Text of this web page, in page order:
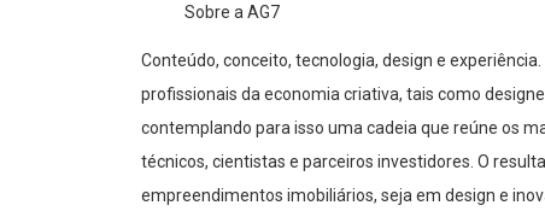
Sobre a AG7
Conteúdo, conceito, tecnologia, design e
profissionais da economia criativa, tais como
contemplando para isso uma cadeia que reúne os
técnicos, cientistas e parceiros investidores. O
empreendimentos imobiliários, seja em design e